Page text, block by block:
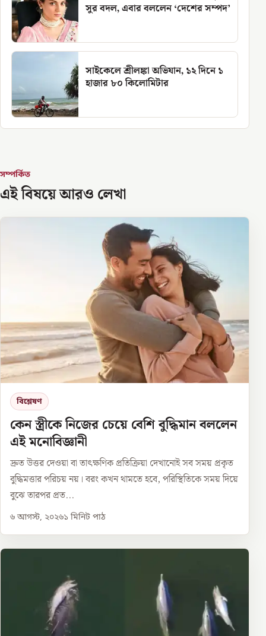
সুর বদল, এবার বললেন ‘দেশের সম্পদ’
সাইকেলে শ্রীলঙ্কা অভিযান, ১২ দিনে ১
হাজার ৮০ কিলোমিটার
সম্পর্কিত
এই বিষয়ে আরও লেখা
বিশ্লেষণ
কেন স্ত্রীকে নিজের চেয়ে বেশি বুদ্ধিমান বললেন
এই মনোবিজ্ঞানী
দ্রুত উত্তর দেওয়া বা তাৎক্ষণিক প্রতিক্রিয়া দেখানোই সব সময় প্রকৃত
বুদ্ধিমত্তার পরিচয় নয়। বরং কখন থামতে হবে, পরিস্থিতিকে সময় দিয়ে
বুঝে তারপর প্রত...
৬ আগস্ট, ২০২৬১ মিনিট পাঠ